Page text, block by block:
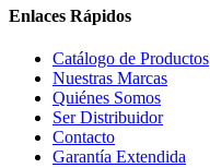
Enlaces Rápidos
Catálogo de Productos
Nuestras Marcas
Quiénes Somos
Ser Distribuidor
Contacto
Garantía Extendida